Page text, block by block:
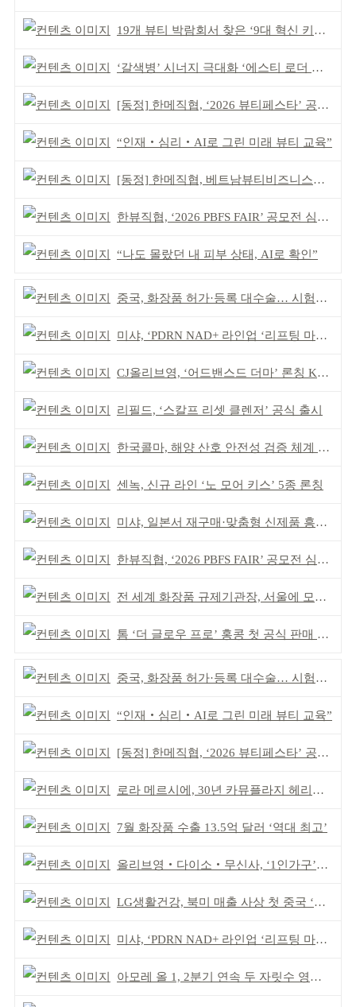
19개 뷰티 박람회서 찾은 ‘9대 혁신 키워드’
‘갈색병’ 시너지 극대화 ‘에스티 로더 스킨부스터’ 출시
[동정] 한메직협, ‘2026 뷰티페스타’ 공동 주최
“인재‧심리‧AI로 그린 미래 뷰티 교육”
[동정] 한메직협, 베트남뷰티비즈니스협회와 MOU
한뷰직협, ‘2026 PBFS FAIR’ 공모전 심사 성료
“나도 몰랐던 내 피부 상태, AI로 확인”
중국, 화장품 허가·등록 대수술… 시험자료 공용 허용
미샤, ‘PDRN NAD+ 라인업 ‘리프팅 마스크’ 출시
CJ올리브영, ‘어드밴스드 더마’ 론칭 K더마 육성 박차
리필드, ‘스칼프 리셋 클렌저’ 공식 출시
한국콜마, 해양 산호 안전성 검증 체계 구축
센녹, 신규 라인 ‘노 모어 키스’ 5종 론칭
미샤, 일본서 재구매·맞춤형 신제품 흥행 ‘쌍끌이’
한뷰직협, ‘2026 PBFS FAIR’ 공모전 심사 성료
전 세계 화장품 규제기관장, 서울에 모인다
톰 ‘더 글로우 프로’ 홍콩 첫 공식 판매 완판
중국, 화장품 허가·등록 대수술… 시험자료 공용 허용
“인재‧심리‧AI로 그린 미래 뷰티 교육”
[동정] 한메직협, ‘2026 뷰티페스타’ 공동 주최
로라 메르시에, 30년 카뮤플라지 헤리티지 담아
7월 화장품 수출 13.5억 달러 ‘역대 최고’
올리브영‧다이소‧무신사, ‘1인가구’가 이끈다
LG생활건강, 북미 매출 사상 첫 중국 ‘추월’
미샤, ‘PDRN NAD+ 라인업 ‘리프팅 마스크’ 출시
아모레 올 1, 2분기 연속 두 자릿수 영업이익률 기록